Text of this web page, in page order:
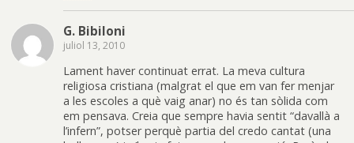
G. Bibiloni
juliol 13, 2010
Lament haver continuat errat. La meva cultura
religiosa cristiana (malgrat el que em van fer menjar
a les escoles a què vaig anar) no és tan sòlida com
em pensava. Creia que sempre havia sentit “davallà a
l’infern”, potser perquè partia del credo cantat (una